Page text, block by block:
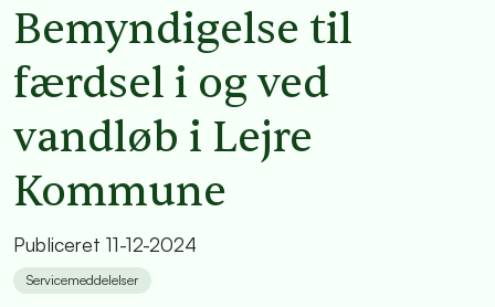
Bemyndigelse til
færdsel i og ved
vandløb i Lejre
Kommune
Publiceret 11-12-2024
Servicemeddelelser